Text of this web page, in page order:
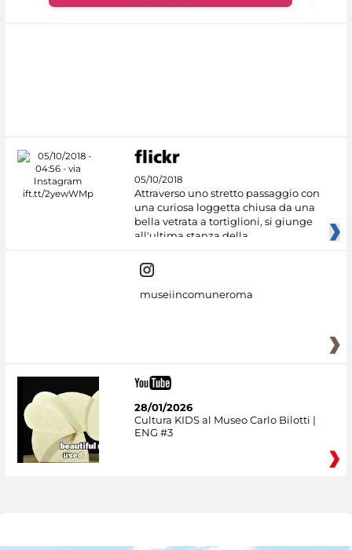
05/10/2018
Attraverso uno stretto passaggio con
una curiosa loggetta chiusa da una
bella vetrata a tortiglioni, si giunge
all'ultima stanza della
museiincomuneroma
28/01/2026
Cultura KIDS al Museo Carlo Bilotti |
ENG #3